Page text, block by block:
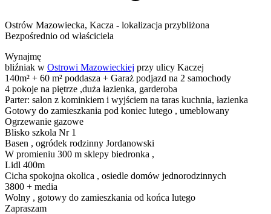
Ostrów Mazowiecka, Kacza - lokalizacja przybliżona
Bezpośrednio od właściciela
Wynajmę
bliźniak w Ostrowi Mazowieckiej przy ulicy Kaczej
140m² + 60 m² poddasza + Garaż podjazd na 2 samochody
4 pokoje na piętrze ,duża łazienka, garderoba
Parter: salon z kominkiem i wyjściem na taras kuchnia, łazienka
Gotowy do zamieszkania pod koniec lutego , umeblowany
Ogrzewanie gazowe
Blisko szkola Nr 1
Basen , ogródek rodzinny Jordanowski
W promieniu 300 m sklepy biedronka ,
Lidl 400m
Cicha spokojna okolica , osiedle domów jednorodzinnych
3800 + media
Wolny , gotowy do zamieszkania od końca lutego
Zapraszam